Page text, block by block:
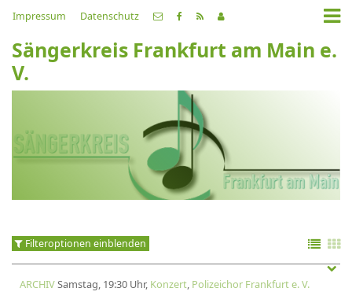
Impressum Datenschutz
Sängerkreis Frankfurt am Main e.
V.
Filteroptionen einblenden
ARCHIVSamstag, 19:30 Uhr, Konzert, Polizeichor Frankfurt e. V.